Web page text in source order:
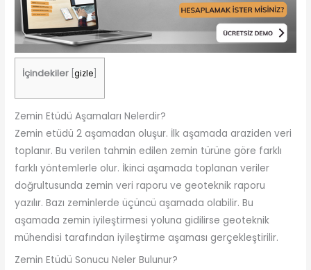
İçindekiler [gizle
Zemin Etüdü Aşamaları Nelerdir?
Zemin etüdü 2 aşamadan oluşur. İlk aşamada araziden veri
toplanır. Bu verilen tahmin edilen zemin türüne göre farklı
farklı yöntemlerle olur. İkinci aşamada toplanan veriler
doğrultusunda zemin veri raporu ve geoteknik raporu
yazılır. Bazı zeminlerde üçüncü aşamada olabilir. Bu
aşamada zemin iyileştirmesi yoluna gidilirse geoteknik
mühendisi tarafından iyileştirme aşaması gerçekleştirilir.
Zemin Etüdü Sonucu Neler Bulunur?